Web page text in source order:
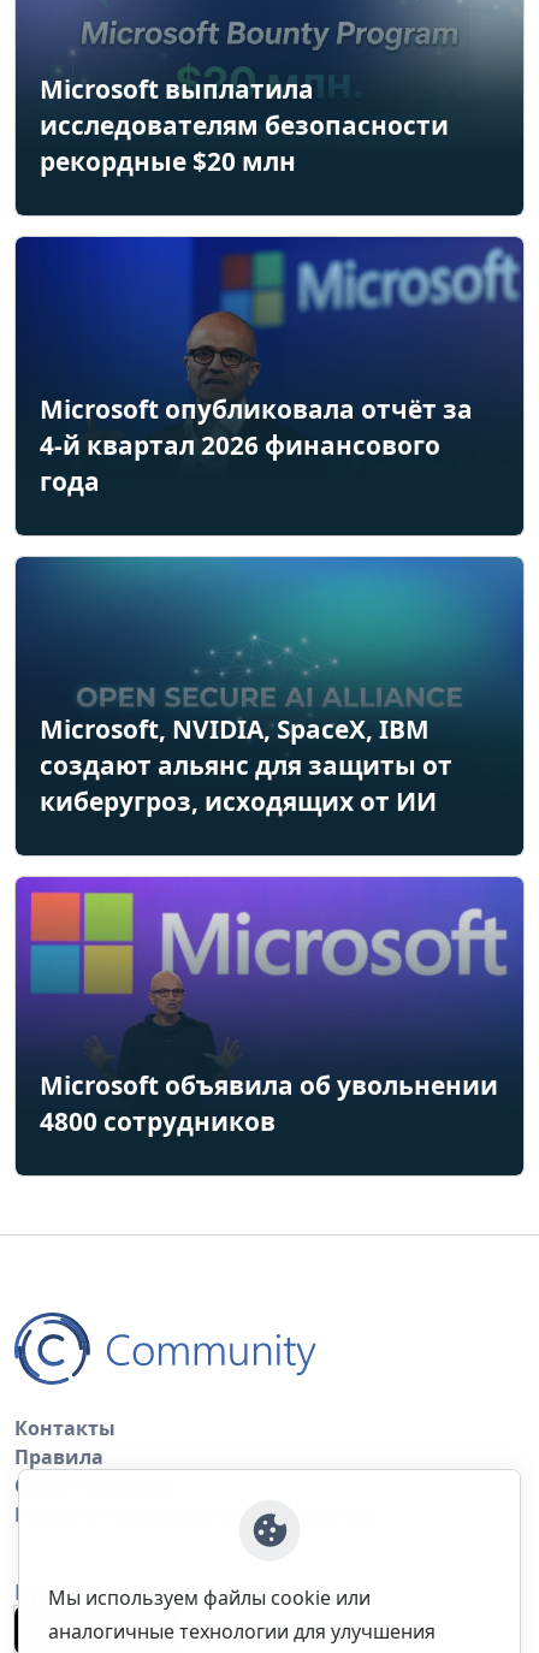
Microsoft выплатила
исследователям безопасности
рекордные $20 млн
Microsoft опубликовала отчёт за
4-й квартал 2026 финансового
года
Microsoft, NVIDIA, SpaceX, IBM
создают альянс для защиты от
киберугроз, исходящих от ИИ
Microsoft объявила об увольнении
4800 сотрудников
Контакты
Правила
Обратная связь
Правила копирования материалов
Приложение
Мы используем файлы cookie или
аналогичные технологии для улучшения